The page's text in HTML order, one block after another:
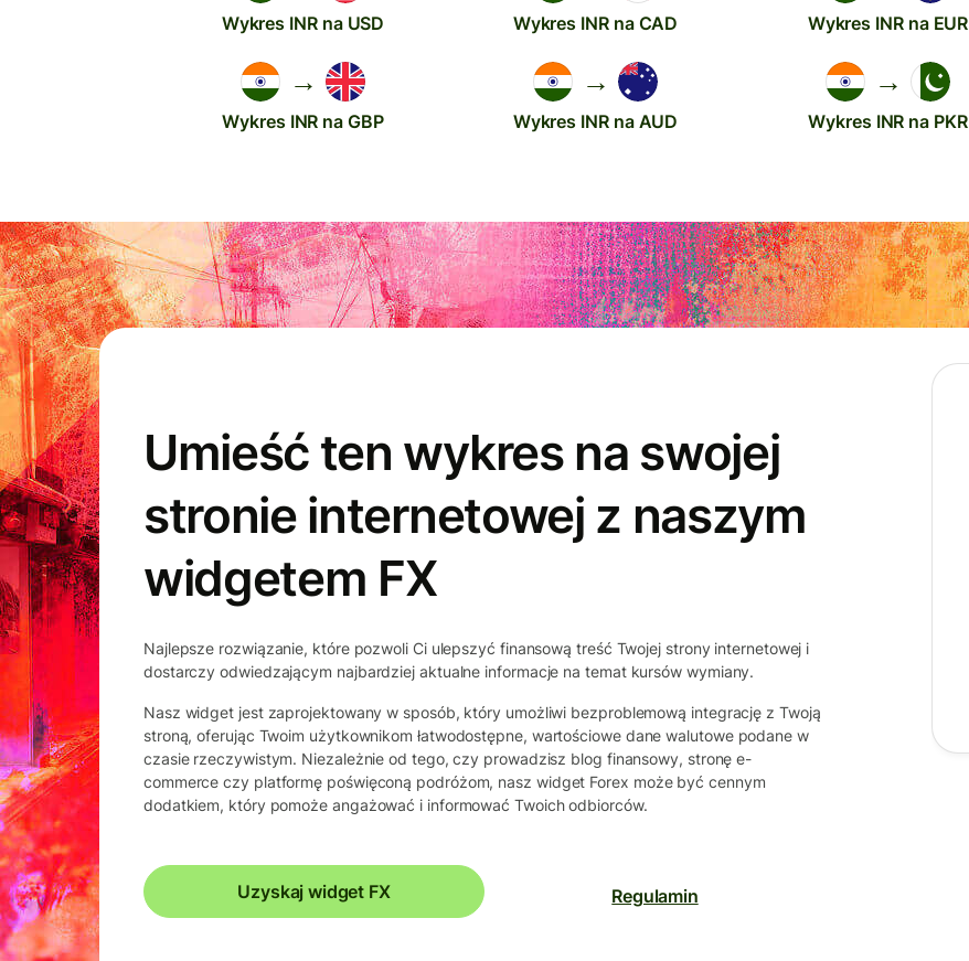
Wykres INR na USD Wykres INR na CAD Wykres INR na EUR
→
Wykres INR na GBP
→
Wykres INR na AUD
→
Wykres INR na PKR
Umieść ten wykres na swojej
stronie internetowej z naszym
widgetem FX
Najlepsze rozwiązanie, które pozwoli Ci ulepszyć finansową treść Twojej strony internetowej i
dostarczy odwiedzającym najbardziej aktualne informacje na temat kursów wymiany.
Nasz widget jest zaprojektowany w sposób, który umożliwi bezproblemową integrację z Twoją
stroną, oferując Twoim użytkownikom łatwodostępne, wartościowe dane walutowe podane w
czasie rzeczywistym. Niezależnie od tego, czy prowadzisz blog finansowy, stronę e-
commerce czy platformę poświęconą podróżom, nasz widget Forex może być cennym
dodatkiem, który pomoże angażować i informować Twoich odbiorców.
Uzyskaj widget FX Regulamin